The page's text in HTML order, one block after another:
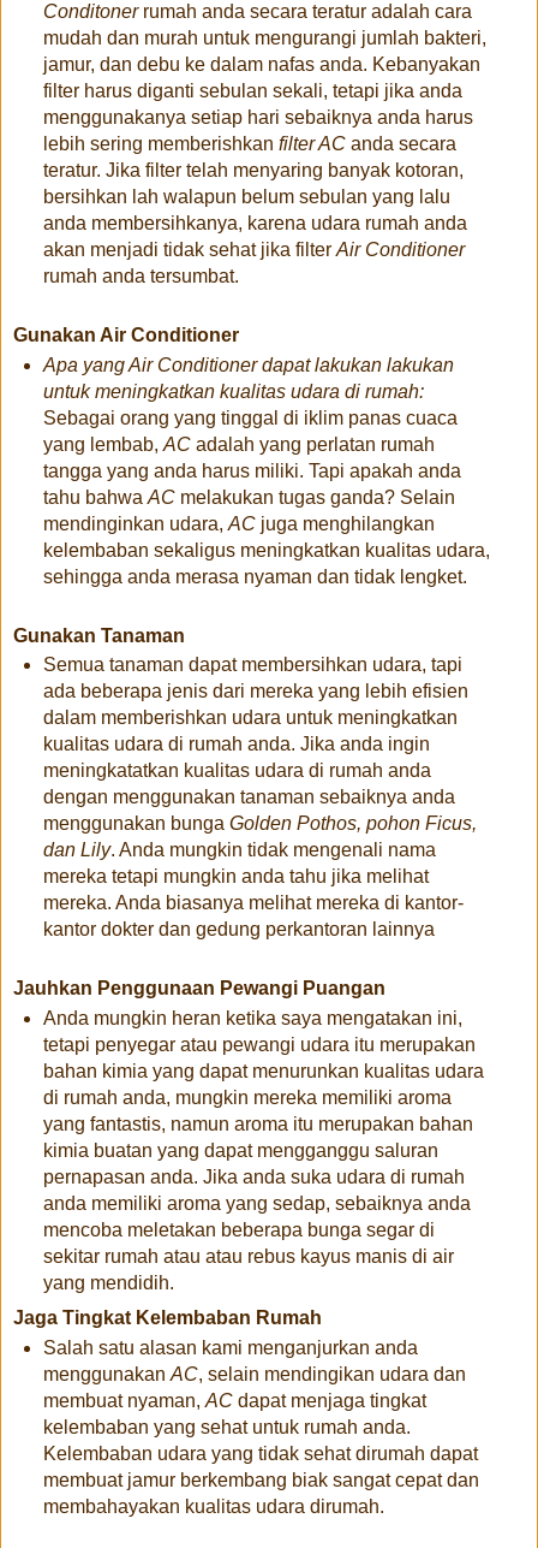
Conditonerrumah anda secara teratur adalah cara
mudah dan murah untuk mengurangi jumlah bakteri,
jamur, dan debu ke dalam nafas anda. Kebanyakan
filter harus diganti sebulan sekali, tetapi jika anda
menggunakanya setiap hari sebaiknya anda harus
lebih sering memberishkan filter ACanda secara
teratur. Jika filter telah menyaring banyak kotoran,
bersihkan lah walapun belum sebulan yang lalu
anda membersihkanya, karena udara rumah anda
akan menjadi tidak sehat jika filter Air Conditioner
rumah anda tersumbat.
Gunakan Air Conditioner
Apa yang Air Conditioner dapat lakukan lakukan
untuk meningkatkan kualitas udara di rumah:
Sebagai orang yang tinggal di iklim panas cuaca
yang lembab, ACadalah yang perlatan rumah
tangga yang anda harus miliki. Tapi apakah anda
tahu bahwa ACmelakukan tugas ganda? Selain
mendinginkan udara, ACjuga menghilangkan
kelembaban sekaligus meningkatkan kualitas udara,
sehingga anda merasa nyaman dan tidak lengket.
Gunakan Tanaman
Semua tanaman dapat membersihkan udara, tapi
ada beberapa jenis dari mereka yang lebih efisien
dalam memberishkan udara untuk meningkatkan
kualitas udara di rumah anda. Jika anda ingin
meningkatatkan kualitas udara di rumah anda
dengan menggunakan tanaman sebaiknya anda
menggunakan bunga Golden Pothos, pohon Ficus,
dan Lily. Anda mungkin tidak mengenali nama
mereka tetapi mungkin anda tahu jika melihat
mereka. Anda biasanya melihat mereka di kantor-
kantor dokter dan gedung perkantoran lainnya
Jauhkan Penggunaan Pewangi Puangan
Anda mungkin heran ketika saya mengatakan ini,
tetapi penyegar atau pewangi udara itu merupakan
bahan kimia yang dapat menurunkan kualitas udara
di rumah anda, mungkin mereka memiliki aroma
yang fantastis, namun aroma itu merupakan bahan
kimia buatan yang dapat mengganggu saluran
pernapasan anda. Jika anda suka udara di rumah
anda memiliki aroma yang sedap, sebaiknya anda
mencoba meletakan beberapa bunga segar di
sekitar rumah atau atau rebus kayus manis di air
yang mendidih.
Jaga Tingkat Kelembaban Rumah
Salah satu alasan kami menganjurkan anda
menggunakan AC, selain mendingikan udara dan
membuat nyaman, ACdapat menjaga tingkat
kelembaban yang sehat untuk rumah anda.
Kelembaban udara yang tidak sehat dirumah dapat
membuat jamur berkembang biak sangat cepat dan
membahayakan kualitas udara dirumah.